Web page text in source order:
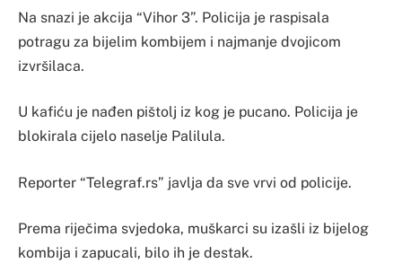
Na snazi je akcija “Vihor 3”. Policija je raspisala
potragu za bijelim kombijem i najmanje dvojicom
izvršilaca.
U kafiću je nađen pištolj iz kog je pucano. Policija je
blokirala cijelo naselje Palilula.
Reporter “Telegraf.rs” javlja da sve vrvi od policije.
Prema riječima svjedoka, muškarci su izašli iz bijelog
kombija i zapucali, bilo ih je destak.